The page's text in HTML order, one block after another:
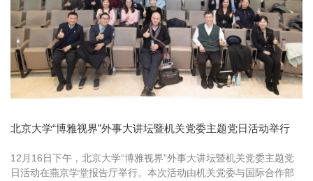
北京大学“博雅视界”外事大讲坛暨机关党委主题党日活动举行
12月16日下午，北京大学“博雅视界”外事大讲坛暨机关党委主题党
日活动在燕京学堂报告厅举行。本次活动由机关党委与国际合作部